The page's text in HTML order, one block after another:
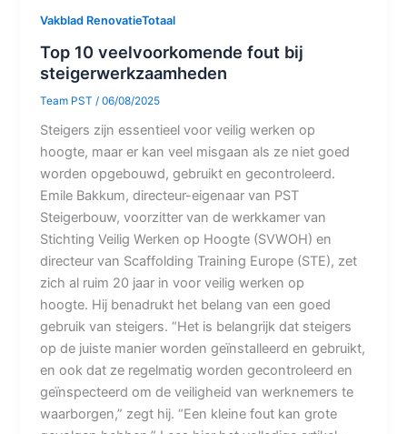
Vakblad RenovatieTotaal
Top 10 veelvoorkomende fout bij
steigerwerkzaamheden
Team PST /06/08/2025
Steigers zijn essentieel voor veilig werken op
hoogte, maar er kan veel misgaan als ze niet goed
worden opgebouwd, gebruikt en gecontroleerd.
Emile Bakkum, directeur-eigenaar van PST
Steigerbouw, voorzitter van de werkkamer van
Stichting Veilig Werken op Hoogte (SVWOH) en
directeur van Scaffolding Training Europe (STE), zet
zich al ruim 20 jaar in voor veilig werken op
hoogte. Hij benadrukt het belang van een goed
gebruik van steigers. “Het is belangrijk dat steigers
op de juiste manier worden geïnstalleerd en gebruikt,
en ook dat ze regelmatig worden gecontroleerd en
geïnspecteerd om de veiligheid van werknemers te
waarborgen,” zegt hij. “Een kleine fout kan grote